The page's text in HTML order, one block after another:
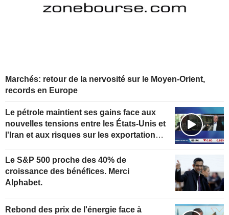
Marchés: retour de la nervosité sur le Moyen-Orient,
records en Europe
Le pétrole maintient ses gains face aux
nouvelles tensions entre les États-Unis et
l'Iran et aux risques sur les exportations
Le S&P 500 proche des 40% de
croissance des bénéfices. Merci
Alphabet.
Rebond des prix de l'énergie face à